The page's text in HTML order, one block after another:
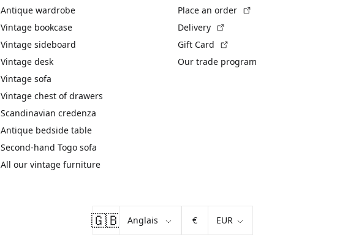
Antique wardrobe
Vintage bookcase
Vintage sideboard
Vintage desk
Vintage sofa
Vintage chest of drawers
Scandinavian credenza
Antique bedside table
Second-hand Togo sofa
All our vintage furniture
Place an order
Delivery
Gift Card
Our trade program
🇬🇧 €